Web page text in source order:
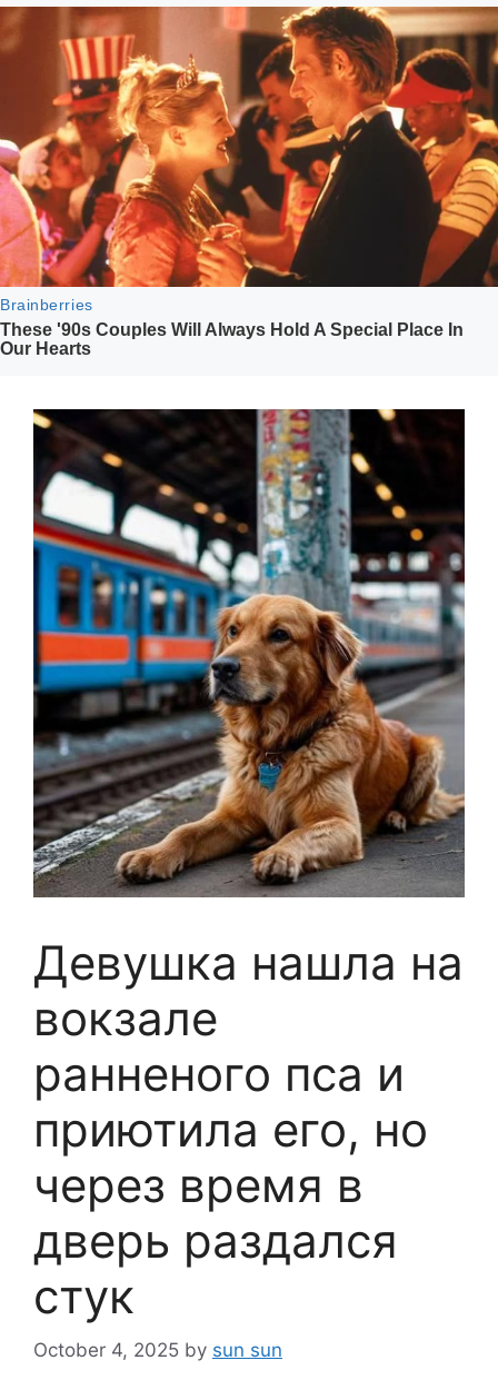
Девушка нашла на
вокзале
ранненого пса и
приютила его, но
через время в
дверь раздался
стук
October 4, 2025 by sun sun